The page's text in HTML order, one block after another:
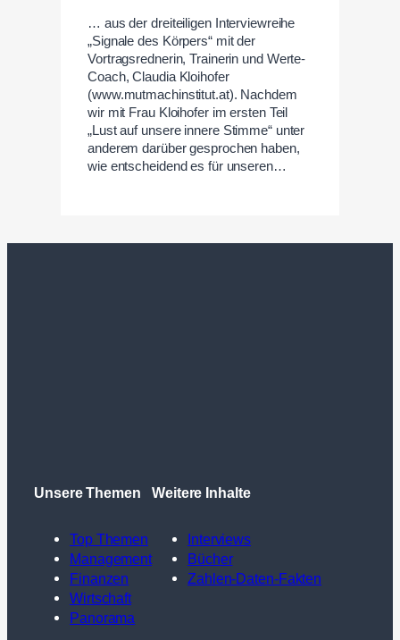
… aus der dreiteiligen Interviewreihe
„Signale des Körpers“ mit der
Vortragsrednerin, Trainerin und Werte-
Coach, Claudia Kloihofer
(www.mutmachinstitut.at). Nachdem
wir mit Frau Kloihofer im ersten Teil
„Lust auf unsere innere Stimme“ unter
anderem darüber gesprochen haben,
wie entscheidend es für unseren…
Unsere Themen
Top Themen
Management
Finanzen
Wirtschaft
Panorama
Weitere Inhalte
Interviews
Bücher
Zahlen-Daten-Fakten